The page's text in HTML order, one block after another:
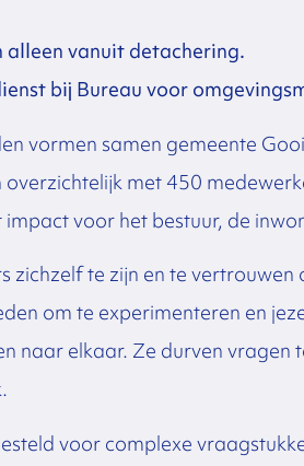
vanuit detachering.
bij Bureau voor
vormen samen gemeente
met 450
voor het bestuur, de
zichzelf te zijn en te vertrouwen
om te experimenteren en
naar elkaar. Ze durven vragen
voor complexe